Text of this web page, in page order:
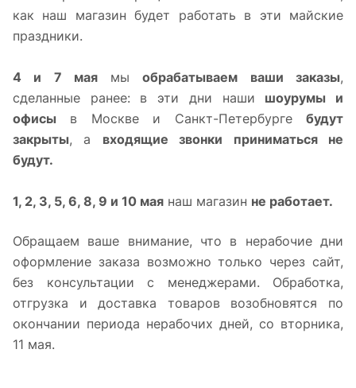
как наш магазин будет работать в эти майские
праздники.
4 и 7 мая мыобрабатываем ваши заказы,
сделанные ранее: в эти дни наши шоурумы и
офисы в Москве и Санкт-Петербурге будут
закрыты, а входящие звонки приниматься не
будут.
1, 2, 3, 5, 6, 8, 9 и 10 мая наш магазин не работает.
Обращаем ваше внимание, что в нерабочие дни
оформление заказа возможно только через сайт,
без консультации с менеджерами. Обработка,
отгрузка и доставка товаров возобновятся по
окончании периода нерабочих дней, со вторника,
11 мая.